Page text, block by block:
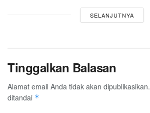
SELANJUTNYA
Tinggalkan Balasan
Alamat email Anda tidak akan dipublikasikan.
ditandai *